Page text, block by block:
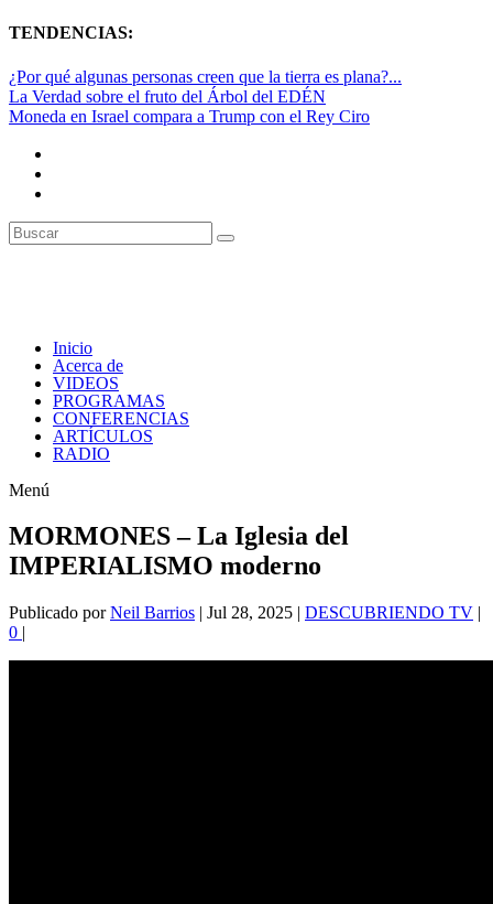
TENDENCIAS:
¿Por qué algunas personas creen que la tierra es plana?...
La Verdad sobre el fruto del Árbol del EDÉN
Moneda en Israel compara a Trump con el Rey Ciro
Inicio
Acerca de
VIDEOS
PROGRAMAS
CONFERENCIAS
ARTÍCULOS
RADIO
Menú
MORMONES – La Iglesia del
IMPERIALISMO moderno
Publicado porNeil Barrios | Jul 28, 2025 | DESCUBRIENDO TV |
0 |